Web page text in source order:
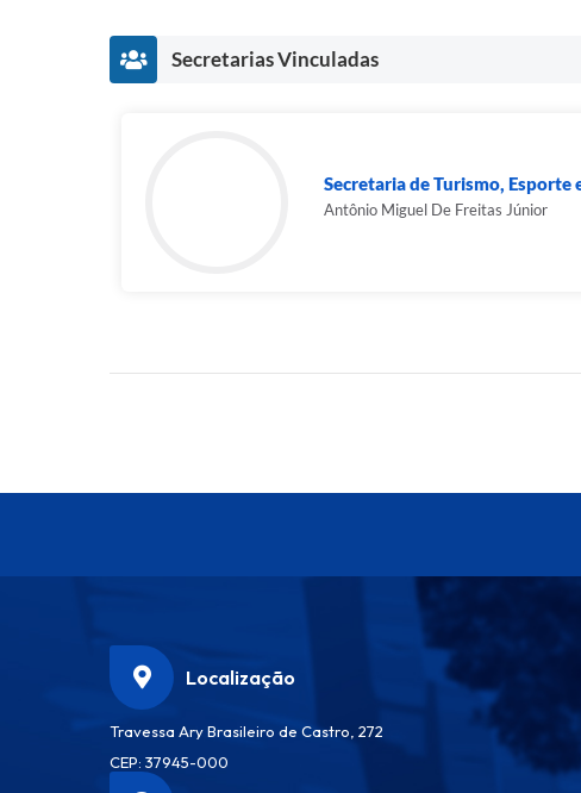
Secretarias Vinculadas
Secretaria de Turismo, Esporte
Antônio Miguel De Freitas Júnior
Localização
Travessa Ary Brasileiro de Castro, 272
CEP: 37945-000